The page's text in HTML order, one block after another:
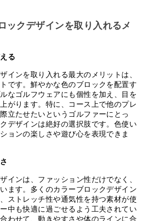
ックデザインを取り入れるメ
る
インを取り入れる最大のメリットは、
です。鮮やかな色のブロックを配置す
なゴルフウェアにも個性を加え、目を
がります。特に、コース上で他のプレ
立たせたいというゴルファーにとっ
デザインは絶好の選択肢です。色使い
ョンの楽しさや遊び心を表現できま
インは、ファッション性だけでなく、
ます。多くのカラーブロックデザイン
ストレッチ性や通気性を持つ素材が使
中も快適に過ごせるよう工夫されてい
わせて、動きやすさや体のラインに合